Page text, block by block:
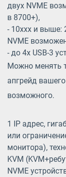
двух NVME
в 8700+),
- 10xxx и выше:
NVME
- до 4х USB-3
Можно менять
апгрейд
возможного.
1 IP адрес,
или
монитора),
KVM
NVME